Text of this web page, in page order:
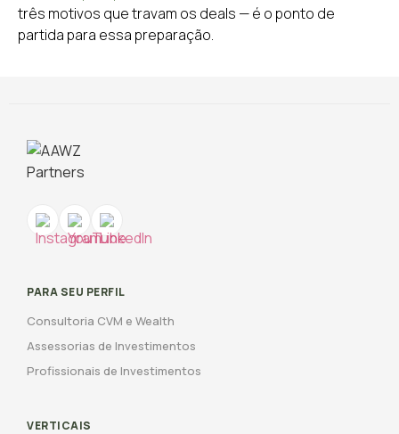
três motivos que travam os deals — é o ponto de
partida para essa preparação.
PARA SEU PERFIL
Consultoria CVM e Wealth
Assessorias de Investimentos
Profissionais de Investimentos
VERTICAIS